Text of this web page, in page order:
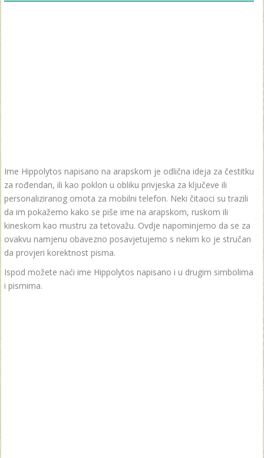
Ime Hippolytos napisano na arapskom je odlična ideja za čestitku
za rođendan, ili kao poklon u obliku privjeska za ključeve ili
personaliziranog omota za mobilni telefon. Neki čitaoci su trazili
da im pokažemo kako se piše ime na arapskom, ruskom ili
kineskom kao mustru za tetovažu. Ovdje napominjemo da se za
ovakvu namjenu obavezno posavjetujemo s nekim ko je stručan
da provjeri korektnost pisma.
Ispod možete naći ime Hippolytos napisano i u drugim simbolima
i pismima.